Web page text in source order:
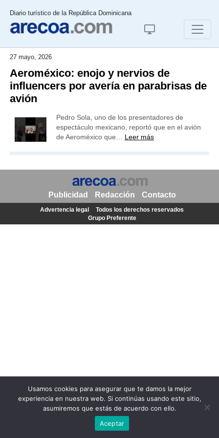
Diario turístico de la República Dominicana
27 mayo, 2026
Aeroméxico: enojo y nervios de
influencers por avería en parabrisas de
avión
Pedro Sola, uno de los presentadores de
espectáculo mexicano, reportó que en el avión
de Aeroméxico que… Leer más
Usamos cookies para asegurar que te damos la mejor
experiencia en nuestra web. Si continúas usando este sitio,
asumiremos que estás de acuerdo con ello.
Aceptar
Publicidad Redacción Contacto
Advertencia legal
Todos los derechos reservados
Grupo Preferente